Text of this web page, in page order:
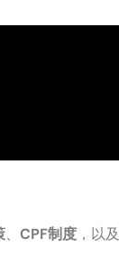
、 CPF制度 ，以及